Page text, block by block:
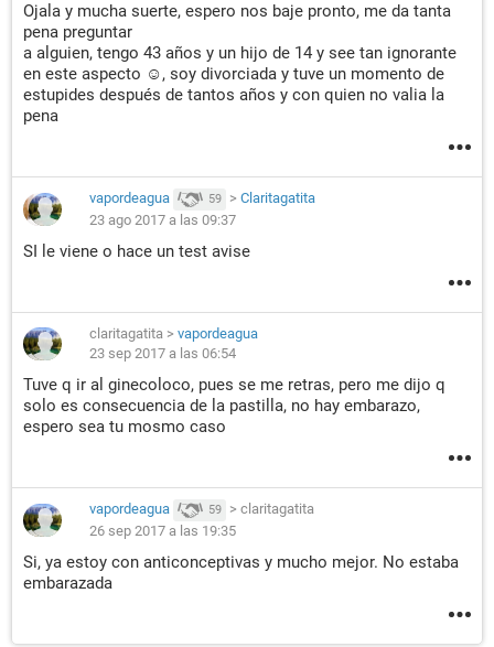
Ojala y mucha suerte, espero nos baje pronto, me da tanta
pena preguntar
a alguien, tengo 43 años y un hijo de 14 y see tan ignorante
en este aspecto ☺, soy divorciada y tuve un momento de
estupides después de tantos años y con quien no valia la
pena
vapordeagua 59 > Claritagatita
23 ago 2017 a las 09:37
SI le viene o hace un test avise
claritagatita > vapordeagua
23 sep 2017 a las 06:54
Tuve q ir al ginecoloco, pues se me retras, pero me dijo q
solo es consecuencia de la pastilla, no hay embarazo,
espero sea tu mosmo caso
vapordeagua 59 > claritagatita
26 sep 2017 a las 19:35
Si, ya estoy con anticonceptivas y mucho mejor. No estaba
embarazada